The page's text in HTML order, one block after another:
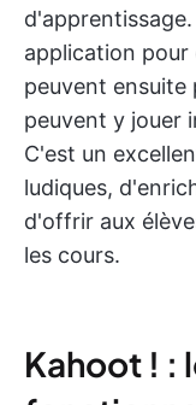
application pour
peuvent ensuite
peuvent y jouer
C'est un
ludiques,
d'offrir aux
les cours.
Kahoot ! :